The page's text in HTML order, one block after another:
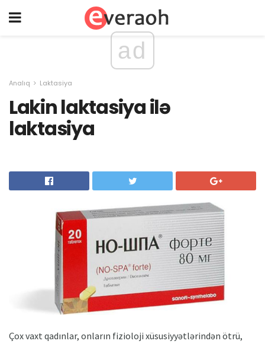
ad
Analıq Laktasiya
Lakin laktasiya ilə
laktasiya
Çox vaxt qadınlar, onların fizioloji xüsusiyyətlərindən ötrü,